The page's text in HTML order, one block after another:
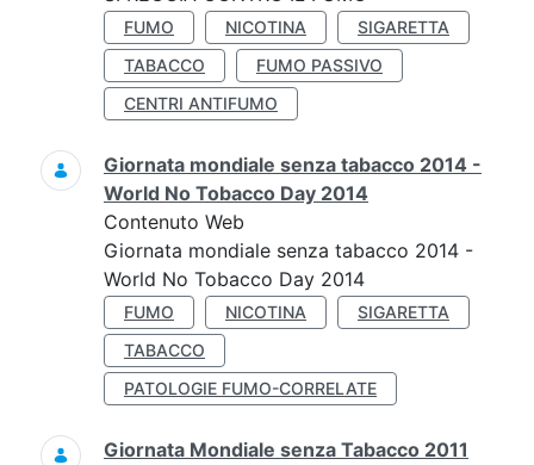
FUMO NICOTINA
SIGARETTA
TABACCO
FUMO PASSIVO
CENTRI ANTIFUMO
Giornata mondiale senza tabacco 2014 -
World No Tobacco Day 2014
Contenuto Web
Giornata mondiale senza tabacco 2014 -
World No Tobacco Day 2014
FUMO NICOTINA
SIGARETTA
TABACCO
PATOLOGIE FUMO-CORRELATE
Giornata Mondiale senza Tabacco 2011